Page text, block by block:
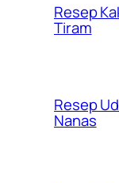
Resep
Tiram
Resep
Nanas